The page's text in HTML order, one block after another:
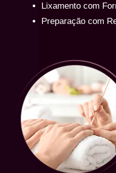
Lixamento com
Preparação com